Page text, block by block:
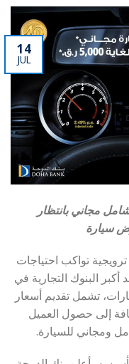
14
JUL
مجاني بانتظار
سيارة
تواكب احتياجات
أكبر البنوك التجارية في
تشمل تقديم أسعار
إلى حصول العميل
ومجاني للسيارة.